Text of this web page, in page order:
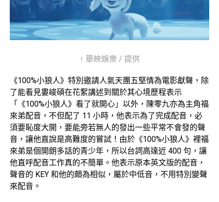
↑ 華映娛樂 / 提供
《100%小狼人》特別邀請人氣天團五堅情為電影獻聲，除
了能看見婁峻碩在花絮講述到關於其心境歷程表示
「《100%小狼人》看了就開心」以外，陳零九亦為主角福
來弟配音，不但配了 11 小時，他表示為了完成配音，必
須要恥度大開，要能旁若無人的發出一些平常不會發的聲
音，讓他直說是高難度的嘗試！由於《100%小狼人》裡福
來弟是個開朗多話的青少年，所以台詞高達近 400 句，讓
他直呼配音工作真的不簡單。他表示原本英文版的配音，
聲音的 KEY 和他的頗為相似，屬於中低音，不用特別變聲
來配音。